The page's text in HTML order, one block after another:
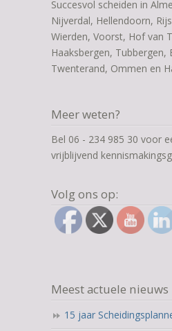
Succesvol scheiden in
Nijverdal, Hellendoorn,
Wierden, Voorst, Hof van
Haaksbergen, Tubbergen,
Twenterand, Ommen en
Meer weten?
Bel 06 - 234 985 30 voor
vrijblijvend
Volg ons op:
Meest actuele nieuws
15 jaar